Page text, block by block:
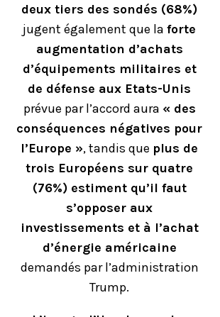
deux tiers des sondés (68%)
jugent également que laforte
augmentation d’achats
d’équipements militaires et
de défense aux Etats-Unis
prévue par l’accord aura « des
conséquences négatives pour
l’Europe », tandis que plus de
trois Européens sur quatre
(76%) estiment qu’il faut
s’opposer aux
investissements et à l’achat
d’énergie américaine
demandés par l’administration
Trump.